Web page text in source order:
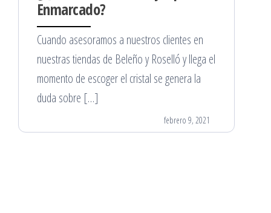
Enmarcado?
Cuando asesoramos a nuestros clientes en
nuestras tiendas de Beleño y Roselló y llega el
momento de escoger el cristal se genera la
duda sobre […]
febrero 9, 2021